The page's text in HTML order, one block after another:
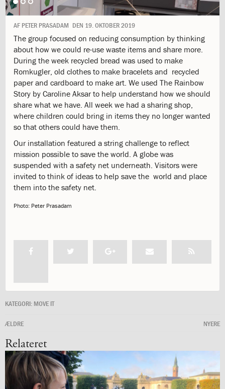
Grow
1.13:
Move
it!
1.14:
Ucycle
We
cycle
Recycle
1.15:
Historie
1.16:
Bombningen
af
Institut
Jeanne
d’Arc
1.17:
Markering
af
katastrofen
Institut
Jeanne
1.19:
Ledelsen
1.20:
Ledelsen
forældreråd
1.24:
Vedtægter
1.26:
Jobopslag
1.27:
Optagelse
1.28:
Et
trygt
AF PETER PRASADAM DEN 19. OKTOBER 2019
The group focused on reducing consumption by thinking
about how we could re-use waste items and share more.
During the week recycled bread was used to make
Romkugler, old clothes to make bracelets and recycled
paper and cardboard to make art. We used The Rainbow
Story by Caroline Aksar to help understand how we should
share what we have. All week we had a sharing shop,
where children could bring in items they no longer wanted
so that others could have them.
Our installation featured a string challenge to reflect
mission possible to save the world. A globe was
suspended with a safety net underneath. Visitors were
invited to think of ideas to help save the world and place
them into the safety net.
Photo: Peter Prasadam
KATEGORI: MOVE IT
ÆLDRE NYERE
Relateret